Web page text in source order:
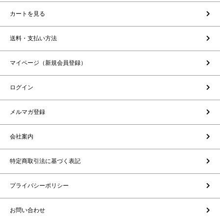
カートを見る
送料・支払い方法
マイページ（新規会員登録）
ログイン
メルマガ登録
会社案内
特定商取引法に基づく表記
プライバシーポリシー
お問い合わせ